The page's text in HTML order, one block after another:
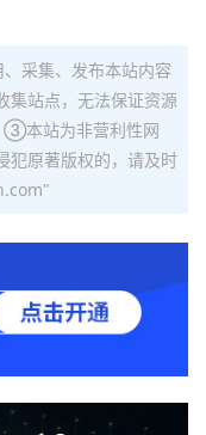
采集、发布本站内容
集站点，无法保证资源
③本站为非营利性网
犯原著版权的，请及时